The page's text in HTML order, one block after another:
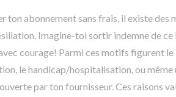
ton abonnement sans frais, il existe
Imagine-toi sortir indemne de
courage! Parmi ces motifs figurent
le handicap/hospitalisation, ou même
par ton fournisseur. Ces raisons